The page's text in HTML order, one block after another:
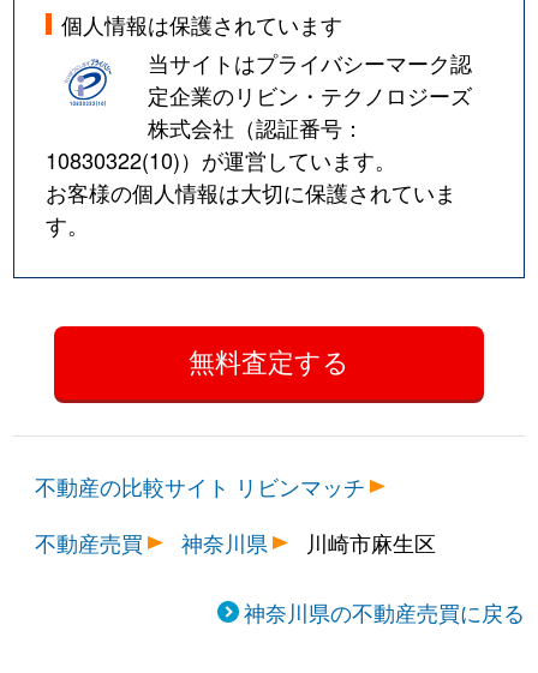
個人情報は保護されています
当サイトはプライバシーマーク認
定企業のリビン・テクノロジーズ
株式会社（認証番号：
10830322(10)）が運営しています。
お客様の個人情報は大切に保護されていま
す。
不動産の比較サイト リビンマッチ
不動産売買
神奈川県 川崎市麻生区
神奈川県の不動産売買に戻る